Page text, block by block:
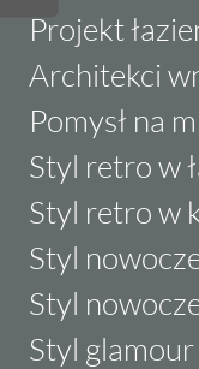
Projekt
Architekci
Pomysł na
Styl retro w
Styl retro w
Styl
Styl
Styl glamour